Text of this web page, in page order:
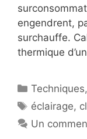
engendrent,
surchauffe.
thermique
Catégories
Techniques,
Étiquettes
éclairage,
Un